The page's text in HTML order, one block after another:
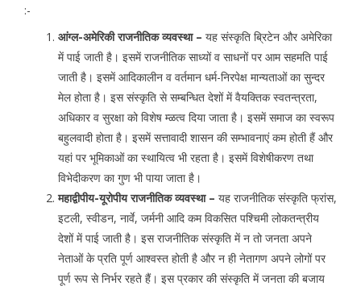
:-
आंग्ल-अमेरिकी राजनीतिक व्यवस्था – यह संस्कृति ब्रिटेन और अमेरिका
में पाई जाती है। इसमें राजनीतिक साध्यों व साधनों पर आम सहमति पाई
जाती है। इसमें आदिकालीन व वर्तमान धर्म-निरपेक्ष मान्यताओं का सुन्दर
मेल होता है। इस संस्कृति से सम्बन्धित देशों में वैयक्तिक स्वतन्त्रता,
अधिकार व सुरक्षा को विशेष म्ळत्व दिया जाता है। इसमें समाज का स्वरूप
बहुलवादी होता है। इसमें सत्तावादी शासन की सम्भावनाएं कम होती हैं और
यहां पर भूमिकाओं का स्थायित्व भी रहता है। इसमें विशेषीकरण तथा
विभेदीकरण का गुण भी पाया जाता है।
महाद्वीपीय-यूरोपीय राजनीतिक व्यवस्था – यह राजनीतिक संस्कृति फ्रांस,
इटली, स्वीडन, नार्वे, जर्मनी आदि कम विकसित पश्चिमी लोकतन्त्रीय
देशों में पाई जाती है। इस राजनीतिक संस्कृति में न तो जनता अपने
नेताओं के प्रति पूर्ण आश्वस्त होती है और न ही नेतागण अपने लोगों पर
पूर्ण रूप से निर्भर रहते हैं। इस प्रकार की संस्कृति में जनता की बजाय